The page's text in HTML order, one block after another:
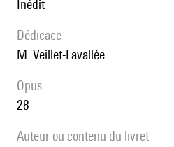
Inédit
Dédicace
M. Veillet-Lavallée
Opus
28
Auteur ou contenu du livret